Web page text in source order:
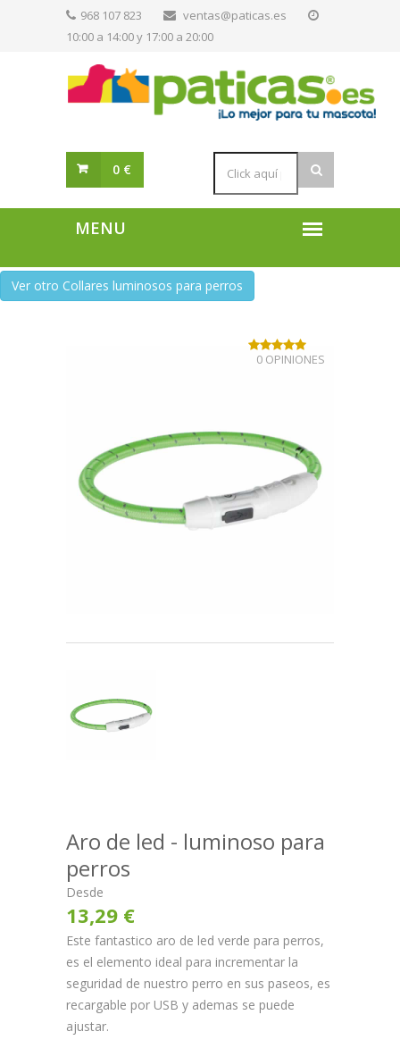
968 107 823
ventas@paticas.es
10:00 a 14:00 y 17:00 a 20:00
0 €
Ver otro Collares luminosos para perros
Aro de led - luminoso para
perros
Desde
13,29 €
0 OPINIONES
Este fantastico aro de led verde para perros,
es el elemento ideal para incrementar la
seguridad de nuestro perro en sus paseos, es
recargable por USB y ademas se puede
ajustar.